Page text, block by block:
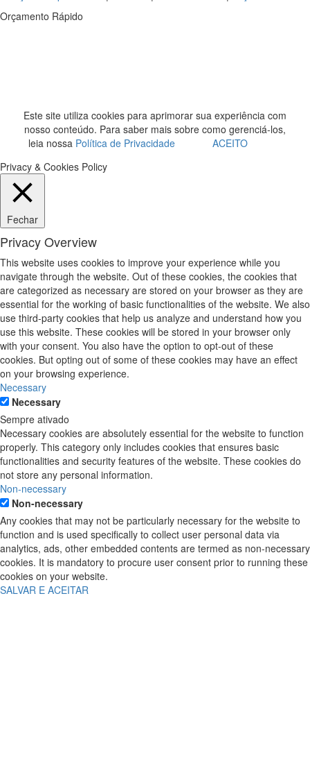
Orçamento Rápido
Este site utiliza cookies para aprimorar sua experiência com
nosso conteúdo. Para saber mais sobre como gerenciá-los,
leia nossa Política de Privacidade
ACEITO
Privacy & Cookies Policy
Fechar
Privacy Overview
This website uses cookies to improve your experience while you
navigate through the website. Out of these cookies, the cookies that
are categorized as necessary are stored on your browser as they are
essential for the working of basic functionalities of the website. We also
use third-party cookies that help us analyze and understand how you
use this website. These cookies will be stored in your browser only
with your consent. You also have the option to opt-out of these
cookies. But opting out of some of these cookies may have an effect
on your browsing experience.
Necessary
Necessary
Sempre ativado
Necessary cookies are absolutely essential for the website to function
properly. This category only includes cookies that ensures basic
functionalities and security features of the website. These cookies do
not store any personal information.
Non-necessary
Non-necessary
Any cookies that may not be particularly necessary for the website to
function and is used specifically to collect user personal data via
analytics, ads, other embedded contents are termed as non-necessary
cookies. It is mandatory to procure user consent prior to running these
cookies on your website.
SALVAR E ACEITAR